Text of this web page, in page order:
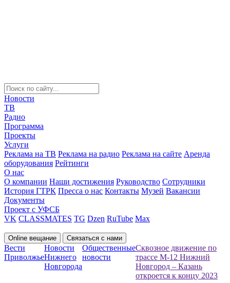
Новости
ТВ
Радио
Программа
Проекты
Услуги
Реклама на ТВ Реклама на радио Реклама на сайте Аренда
оборудования Рейтинги
О нас
О компании Наши достижения Руководство Сотрудники
История ГТРК Пресса о нас Контакты Музей Вакансии
Документы
Проект с УФСБ
VK CLASSMATES TG Dzen RuTube Max
Online вещание Связаться с нами
Вести
Приволжье
Новости
Нижнего
Новгорода
Общественные
новости
Сквозное движение по
трассе М-12 Нижний
Новгород – Казань
откроется к концу 2023